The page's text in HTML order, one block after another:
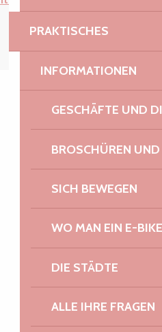
PRAKTISCHES
INFORMATIONEN
GESCHÄFTE UND
BROSCHÜREN
SICH BEWEGEN
WO MAN EIN E-
DIE STÄDTE
ALLE IHRE FRAGEN
PAULINE
GWENAËLLE